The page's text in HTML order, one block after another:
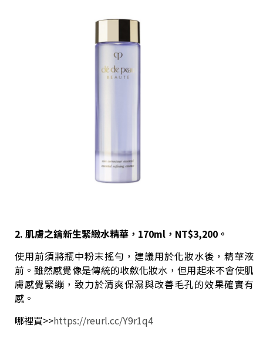
2. 肌膚之鑰新生緊緻水精華，170ml，NT$3,200。
使用前須將瓶中粉末搖勻，建議用於化妝水後，精華液
前。雖然感覺像是傳統的收斂化妝水，但用起來不會使肌
膚感覺緊繃，致力於清爽保濕與改善毛孔的效果確實有
感。
哪裡買>>https://reurl.cc/Y9r1q4